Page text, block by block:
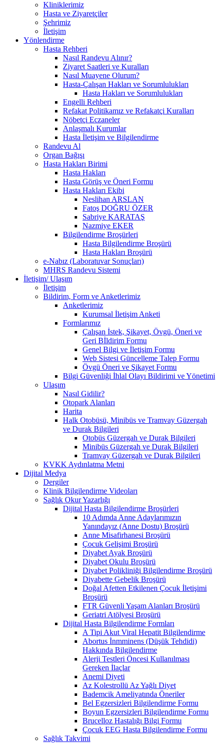
Kliniklerimiz
Hasta ve Ziyaretçiler
Şehrimiz
İletişim
Yönlendirme
Hasta Rehberi
Nasıl Randevu Alınır?
Ziyaret Saatleri ve Kuralları
Nasıl Muayene Olurum?
Hasta-Çalışan Hakları ve Sorumlulukları
Hasta Hakları ve Sorumlulukları
Engelli Rehberi
Refakat Politikamız ve Refakatçi Kuralları
Nöbetçi Eczaneler
Anlaşmalı Kurumlar
Hasta İletişim ve Bilgilendirme
Randevu Al
Organ Bağışı
Hasta Hakları Birimi
Hasta Hakları
Hasta Görüş ve Öneri Formu
Hasta Hakları Ekibi
Neslihan ARSLAN
Fatoş DOĞRU ÖZER
Sabriye KARATAŞ
Nazmiye EKER
Bilgilendirme Broşürleri
Hasta Bilgilendirme Broşürü
Hasta Hakları Broşürü
e-Nabız (Laboratuvar Sonuçları)
MHRS Randevu Sistemi
İletişim/ Ulaşım
İletişim
Bildirim, Form ve Anketlerimiz
Anketlerimiz
Kurumsal İletişim Anketi
Formlarımız
Çalışan İstek, Şikayet, Övgü, Öneri ve
Geri Bİldirim Formu
Genel Bilgi ve İletişim Formu
Web Sistesi Güncelleme Talep Formu
Övgü Öneri ve Şikayet Formu
Bilgi Güvenliği İhlal Olayı Bildirimi ve Yönetimi
Ulaşım
Nasıl Gidilir?
Otopark Alanları
Harita
Halk Otobüsü, Minibüs ve Tramvay Güzergah
ve Durak Bilgileri
Otobüs Güzergah ve Durak Bilgileri
Minibüs Güzergah ve Durak Bilgileri
Tramvay Güzergah ve Durak Bilgileri
KVKK Aydınlatma Metni
Dijital Medya
Dergiler
Klinik Bilgilendirme Videoları
Sağlık Okur Yazarlığı
Dijital Hasta Bilgilendirme Broşürleri
10 Adımda Anne Adaylarımızın
Yanındayız (Anne Dostu) Broşürü
Anne Misafirhanesi Broşürü
Çocuk Gelişimi Broşürü
Diyabet Ayak Broşürü
Diyabet Okulu Broşürü
Diyabet Polikliniği Bilgilendirme Broşürü
Diyabette Gebelik Broşürü
Doğal Afetten Etkilenen Çocuk İletişimi
Broşürü
FTR Güvenli Yaşam Alanları Broşürü
Geriatri Atölyesi Broşürü
Dijital Hasta Bilgilendirme Formları
A Tipi Akut Viral Hepatit Bilgilendirme
Abortus İnmminens (Düşük Tehdidi)
Hakkında Bilgilendirme
Alerji Testleri Öncesi Kullanılması
Gereken İlaçlar
Anemi Diyeti
Az Kolestrollü Az Yağlı Diyet
Bademcik Ameliyatında Öneriler
Bel Egzersizleri Bilgilendirme Formu
Boyun Egzersizleri Bilgilendirme Formu
Brucelloz Hastalığı Bilgi Formu
Çocuk EEG Hasta Bilgilendirme Formu
Sağlık Takvimi